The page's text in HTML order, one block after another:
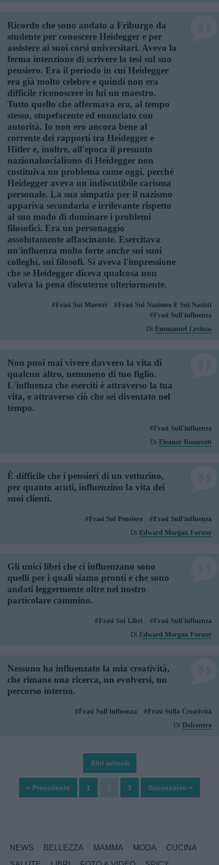
Ricordo che sono andato a Friburgo da
studente per conoscere Heidegger e per
assistere ai suoi corsi universitari. Avevo la
ferma intenzione di scrivere la tesi sul suo
pensiero. Era il periodo in cui Heidegger
era già molto celebre e quindi non era
difficile riconoscere in lui un maestro.
Tutto quello che affermava era, al tempo
stesso, stupefacente ed enunciato con
autorità. Io non ero ancora bene al
corrente dei rapporti tra Heidegger e
Hitler e, inoltre, all'epoca il presunto
nazionalsocialismo di Heidegger non
costituiva un problema come oggi, perché
Heidegger aveva un indiscutibile carisma
personale. La sua simpatia per il nazismo
appariva secondaria e irrilevante rispetto
al suo modo di dominare i problemi
filosofici. Era un personaggio
assolutamente affascinante. Esercitava
un'influenza molto forte anche sui suoi
colleghi, sui filosofi. Si aveva l'impressione
che se Heidegger diceva qualcosa non
valeva la pena discuterne ulteriormente.
Frasi Sui Maestri
Frasi Sul Nazismo E Sui Nazisti
Frasi Sull'influenza
Di Emmanuel Levinas
Non puoi mai vivere davvero la vita di
qualcun altro, nemmeno di tuo figlio.
L'influenza che eserciti è attraverso la tua
vita, e attraverso ciò che sei diventato nel
tempo.
Frasi Sull'influenza
Di Eleanor Roosevelt
È difficile che i pensieri di un vetturino,
per quanto acuti, influenzino la vita dei
suoi clienti.
Frasi Sul Pensiero
Frasi Sull'influenza
Di Edward Morgan Forster
Gli unici libri che ci influenzano sono
quelli per i quali siamo pronti e che sono
andati leggermente oltre nel nostro
particolare cammino.
Frasi Sui Libri
Frasi Sull'influenza
Di Edward Morgan Forster
Nessuno ha influenzato la mia creatività,
che rimane una ricerca, un evolversi, un
percorso interno.
Frasi Sull'influenza
Frasi Sulla Creatività
Di Dolcenera
Altri articoli
« Precedente 1 3 Successivo »
NEWS BELLEZZA MAMMA MODA
CUCINA